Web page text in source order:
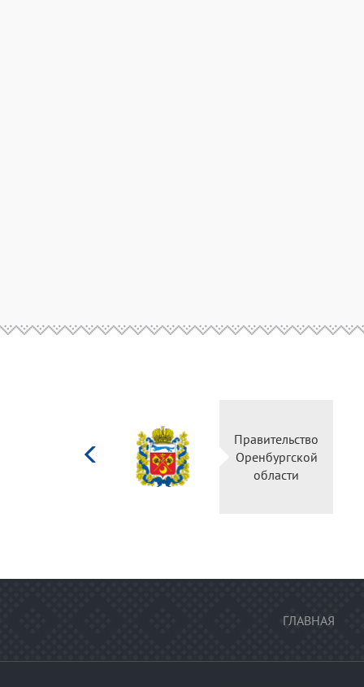
Правительство
Оренбургской
области
ГЛАВНАЯ